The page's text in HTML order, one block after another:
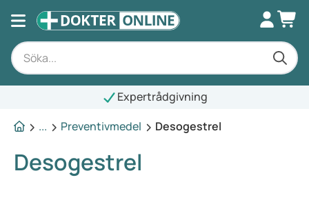
Expertrådgivning
...
Preventivmedel Desogestrel
Desogestrel